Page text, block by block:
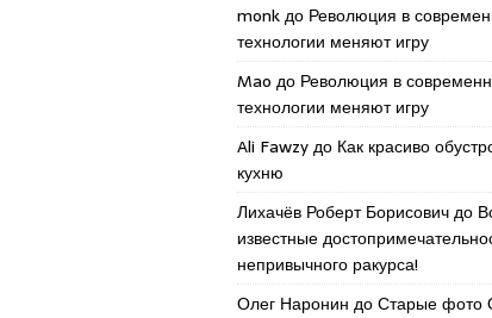
monkдо Революция в
технологии меняют игру
Mao до Революция в
технологии меняют игру
Ali Fawzyдо Как красиво
кухню
Лихачёв Роберт Борисовичдо
известные
непривычного ракурса!
Олег Наронин доСтарые фото